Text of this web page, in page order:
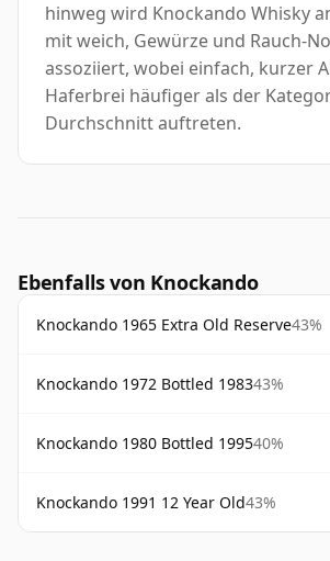
hinweg wird Knockando Whisky
mit weich, Gewürze und Rauch-
assoziiert, wobei einfach, kurzer
Haferbrei häufiger als der
Durchschnitt auftreten.
Ebenfalls von Knockando
Knockando 1965 Extra Old Reserve43%
Knockando 1972 Bottled 198343%
Knockando 1980 Bottled 199540%
Knockando 1991 12 Year Old43%